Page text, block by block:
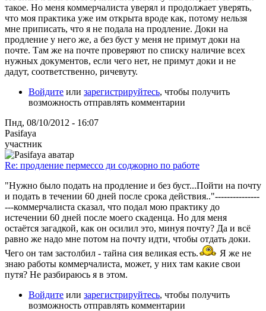
такое. Но меня коммерчалиста уверял и продолжает уверять,
что моя практика уже им открыта вроде как, потому нельзя
мне приписать, что я не подала на продление. Доки на
продление у него же, а без буст у меня не примут доки на
почте. Там же на почте проверяют по списку наличие всех
нужных документов, если чего нет, не примут доки и не
дадут, соответственно, ричевуту.
Войдите или зарегистрируйтесь, чтобы получить
возможность отправлять комментарии
Пнд, 08/10/2012 - 16:07
Pasifaya
участник
Re: продление пермессо ди соджорно по работе
"Нужно было подать на продление и без буст...Пойти на почту
и подать в течении 60 дней после срока действия.."---------------
---коммерчалиста сказал, что подал мою практику до
истечении 60 дней после моего скаденца. Но для меня
остаётся загадкой, как он осилил это, минуя почту? Да и всё
равно же надо мне потом на почту идти, чтобы отдать доки.
Чего он там застолбил - тайна сия великая есть.
Я же не
знаю работы коммерчалиста, может, у них там какие свои
путя? Не разбираюсь я в этом.
Войдите или зарегистрируйтесь, чтобы получить
возможность отправлять комментарии